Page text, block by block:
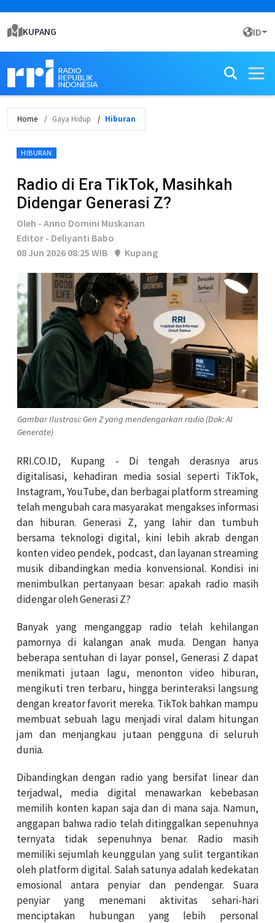
KUPANG ID
Home Gaya Hidup Hiburan
HIBURAN
Radio di Era TikTok, Masihkah
Didengar Generasi Z?
Oleh - Anno Domini Muskanan
Editor - Deliyanti Babo
08 Jun 2026 08:25 WIB
Kupang
Gambar Ilustrasi: Gen Z yang mendengarkan radio (Dok: AI
Generate)
RRI.CO.ID, Kupang - Di tengah derasnya arus
digitalisasi, kehadiran media sosial seperti TikTok,
Instagram, YouTube, dan berbagai platform streaming
telah mengubah cara masyarakat mengakses informasi
dan hiburan. Generasi Z, yang lahir dan tumbuh
bersama teknologi digital, kini lebih akrab dengan
konten video pendek, podcast, dan layanan streaming
musik dibandingkan media konvensional. Kondisi ini
menimbulkan pertanyaan besar: apakah radio masih
didengar oleh Generasi Z?
Banyak yang menganggap radio telah kehilangan
pamornya di kalangan anak muda. Dengan hanya
beberapa sentuhan di layar ponsel, Generasi Z dapat
menikmati jutaan lagu, menonton video hiburan,
mengikuti tren terbaru, hingga berinteraksi langsung
dengan kreator favorit mereka. TikTok bahkan mampu
membuat sebuah lagu menjadi viral dalam hitungan
jam dan menjangkau jutaan pengguna di seluruh
dunia.
Dibandingkan dengan radio yang bersifat linear dan
terjadwal, media digital menawarkan kebebasan
memilih konten kapan saja dan di mana saja. Namun,
anggapan bahwa radio telah ditinggalkan sepenuhnya
ternyata tidak sepenuhnya benar. Radio masih
memiliki sejumlah keunggulan yang sulit tergantikan
oleh platform digital. Salah satunya adalah kedekatan
emosional antara penyiar dan pendengar. Suara
penyiar yang menemani aktivitas sehari-hari
menciptakan hubungan yang lebih personal